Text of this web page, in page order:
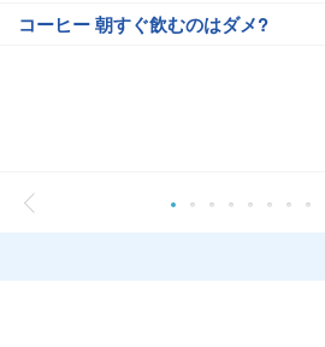
コーヒー 朝すぐ飲むのはダメ?